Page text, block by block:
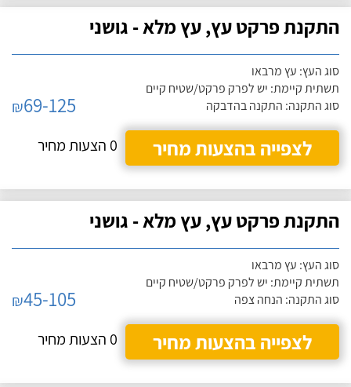
התקנת פרקט עץ, עץ מלא - גושני
סוג העץ: עץ מרבאו
תשתית קיימת: יש לפרק פרקט/שטיח קיים
סוג התקנה: התקנה בהדבקה
₪69-125
לצפייה בהצעות מחיר
0 הצעות מחיר
התקנת פרקט עץ, עץ מלא - גושני
סוג העץ: עץ מרבאו
תשתית קיימת: יש לפרק פרקט/שטיח קיים
סוג התקנה: הנחה צפה
₪45-105
לצפייה בהצעות מחיר
0 הצעות מחיר